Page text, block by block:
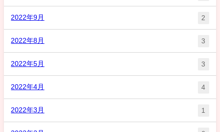
2022年9月 2
2022年8月 3
2022年5月 3
2022年4月 4
2022年3月 1